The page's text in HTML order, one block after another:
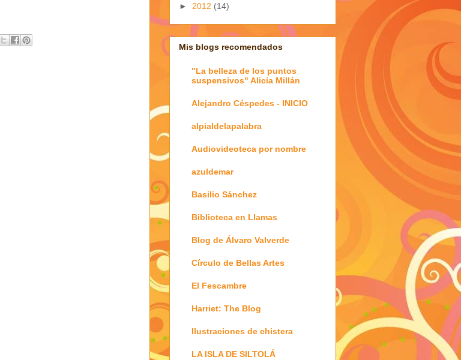
► 2012 (14)
Mis blogs recomendados
"La belleza de los puntos
suspensivos" Alicia Millán
Alejandro Céspedes - INICIO
alpialdelapalabra
Audiovideoteca por nombre
azuldemar
Basilio Sánchez
Biblioteca en Llamas
Blog de Álvaro Valverde
Círculo de Bellas Artes
El Fescambre
Harriet: The Blog
Ilustraciones de chistera
LA ISLA DE SILTOLÁ